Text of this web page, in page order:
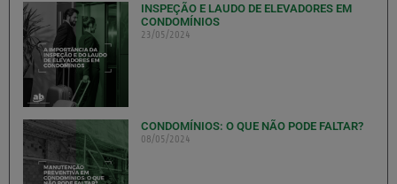
INSPEÇÃO E LAUDO DE ELEVADORES EM
CONDOMÍNIOS
23/05/2024
CONDOMÍNIOS: O QUE NÃO PODE FALTAR?
08/05/2024